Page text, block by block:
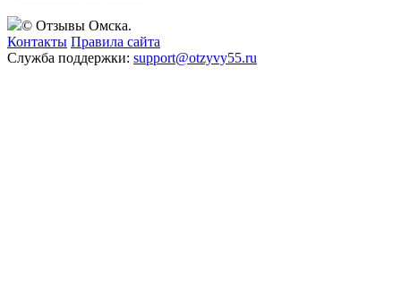
© Отзывы Омска.
Контакты Правила сайта
Служба поддержки: support@otzyvy55.ru